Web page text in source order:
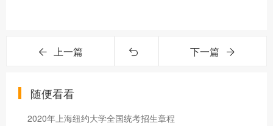
上一篇 下一篇
随便看看
2020年上海纽约大学全国统考招生章程